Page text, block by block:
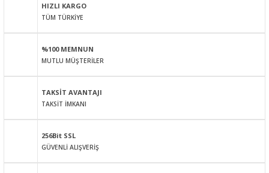
Ürün resmi kalitesiz, bozuk veya görüntülenemiyor.
Ürün bilgilerinde hatalar bulunuyor.
Bu ürüne benzer farklı alternatifler olmalı.
HIZLI KARGO
TÜM TÜRKİYE
%100 MEMNUN
MUTLU MÜŞTERİLER
TAKSİT AVANTAJI
TAKSİT İMKANI
256Bit SSL
GÜVENLİ ALIŞVERİŞ